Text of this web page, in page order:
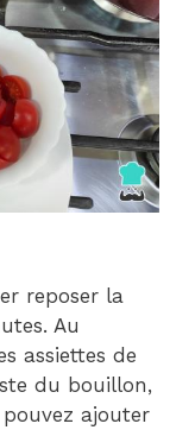
reposer la
Au
assiettes de
du bouillon,
ajouter